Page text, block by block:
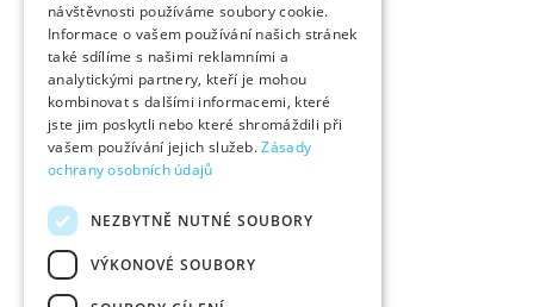
návštěvnosti používáme soubory cookie.
Informace o vašem používání našich stránek
také sdílíme s našimi reklamními a
analytickými partnery, kteří je mohou
kombinovat s dalšími informacemi, které
jste jim poskytli nebo které shromáždili při
vašem používání jejich služeb.Zásady
ochrany osobních údajů
NEZBYTNĚ NUTNÉ SOUBORY
VÝKONOVÉ SOUBORY